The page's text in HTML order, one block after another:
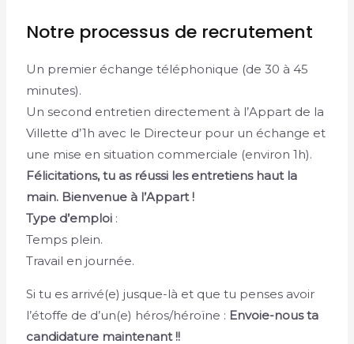
Notre processus de recrutement
Un premier échange téléphonique (de 30 à 45
minutes).
Un second entretien directement à l’Appart de la
Villette d’1h avec le Directeur pour un échange et
une mise en situation commerciale (environ 1h).
Félicitations, tu as réussi les entretiens haut la
main. Bienvenue à l’Appart !
Type d’emploi :
Temps plein.
Travail en journée.
Si tu es arrivé(e) jusque-là et que tu penses avoir
l’étoffe de d’un(e) héros/héroïne : Envoie-nous ta
candidature maintenant !!